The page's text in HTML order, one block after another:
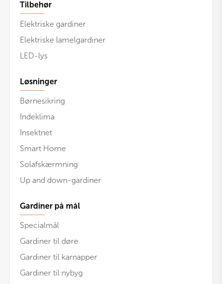
Tilbehør
Elektriske gardiner
Elektriske lamelgardiner
LED-lys
Løsninger
Børnesikring
Indeklima
Insektnet
Smart Home
Solafskærmning
Up and down-gardiner
Gardiner på mål
Specialmål
Gardiner til døre
Gardiner til karnapper
Gardiner til nybyg